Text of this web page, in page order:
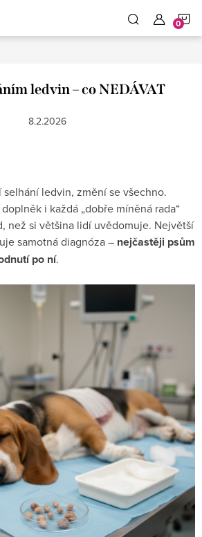
ledvin – co NEDÁVAT
8.2.2026
selhání ledvin, změní se všechno.
i každá „dobře míněná rada“
než si většina lidí uvědomuje. Největší
samotná diagnóza – nejčastěji psům
po ní.